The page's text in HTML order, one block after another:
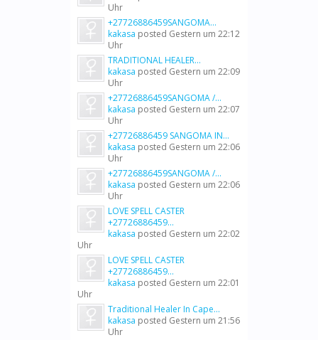
Uhr
+27726886459SANGOMA...
kakasa posted Gestern um 22:12
Uhr
TRADITIONAL HEALER...
kakasa posted Gestern um 22:09
Uhr
+27726886459SANGOMA /...
kakasa posted Gestern um 22:07
Uhr
+27726886459 SANGOMA IN...
kakasa posted Gestern um 22:06
Uhr
+27726886459SANGOMA /...
kakasa posted Gestern um 22:06
Uhr
LOVE SPELL CASTER
+27726886459...
kakasa posted Gestern um 22:02
Uhr
LOVE SPELL CASTER
+27726886459...
kakasa posted Gestern um 22:01
Uhr
Traditional Healer In Cape...
kakasa posted Gestern um 21:56
Uhr